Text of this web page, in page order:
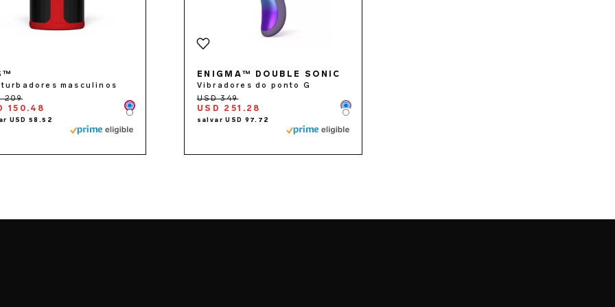
masculinos
150.48 Color
Color
ENIGMA™ DOUBLE SONIC
Vibradores do ponto G
USD 251.28 Color
Color